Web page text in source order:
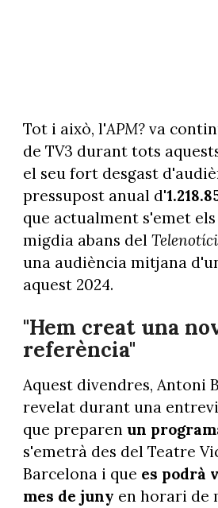
Tot i això, l'APM?va
de TV3 durant tots
el seu fort desgast
pressupost anual d'
que actualment s'emet
migdia abans del
una audiència mitjana
aquest 2024.
"Hem creat una
referència"
Aquest divendres, Antoni
revelat durant una
que preparen un
s'emetrà des del Teatre
Barcelona i que es podrà
mes de juny en horari de